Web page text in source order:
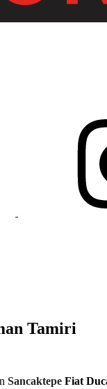
Tamiri
Sancaktepe Fiat